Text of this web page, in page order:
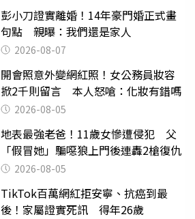
彭小刀證實離婚！14年豪門婚正式畫
句點 親曝：我們還是家人
2026-08-07
開會照意外變網紅照！女公務員妝容
掀2千則留言 本人怒嗆：化妝有錯嗎
2026-08-05
地表最強老爸！11歲女慘遭侵犯 父
「假冒她」騙噁狼上門後連轟2槍復仇
2026-08-05
TikTok百萬網紅拒安寧、抗癌到最
後！家屬證實死訊 得年26歲